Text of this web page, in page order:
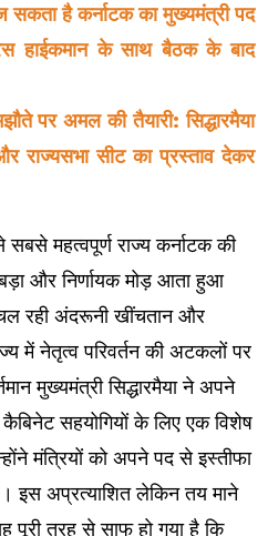
है कर्नाटक का मुख्यमंत्री पद
हाईकमान के साथ बैठक के बाद
पर अमल की तैयारी: सिद्धारमैया
राज्यसभा सीट का प्रस्ताव देकर
महत्वपूर्ण राज्य कर्नाटक की
और निर्णायक मोड़ आता हुआ
रही अंदरूनी खींचतान और
में नेतृत्व परिवर्तन की अटकलों पर
मुख्यमंत्री सिद्धारमैया ने अपने
सहयोगियों के लिए एक विशेष
मंत्रियों को अपने पद से इस्तीफा
इस अप्रत्याशित लेकिन तय माने
पूरी तरह से साफ हो गया है कि